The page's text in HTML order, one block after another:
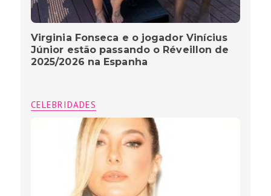
Virginia Fonseca e o jogador Vinícius
Júnior estão passando o Réveillon de
2025/2026 na Espanha
CELEBRIDADES